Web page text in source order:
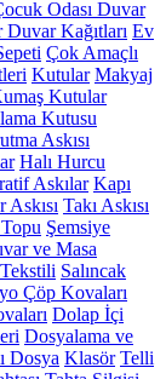
Odası Duvar
Duvar Kağıtları Ev
Çok Amaçlı
Kutular Makyaj
Kutular
Kutusu
Askısı
Halı Hurcu
Askılar Kapı
Askısı Takı Askısı
Şemsiye
ve Masa
Salıncak
Çöp Kovaları
Dolap İçi
Dosyalama ve
Dosya Klasör Telli